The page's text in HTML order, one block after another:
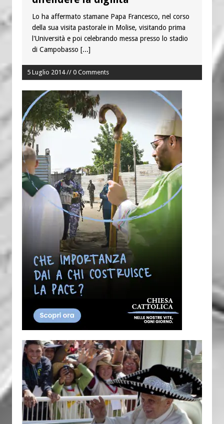
Lo ha affermato stamane Papa Francesco, nel corso
della sua visita pastorale in Molise, visitando prima
l'Università e poi celebrando messa presso lo stadio
di Campobasso [...]
5 Luglio 2014 // 0 Comments